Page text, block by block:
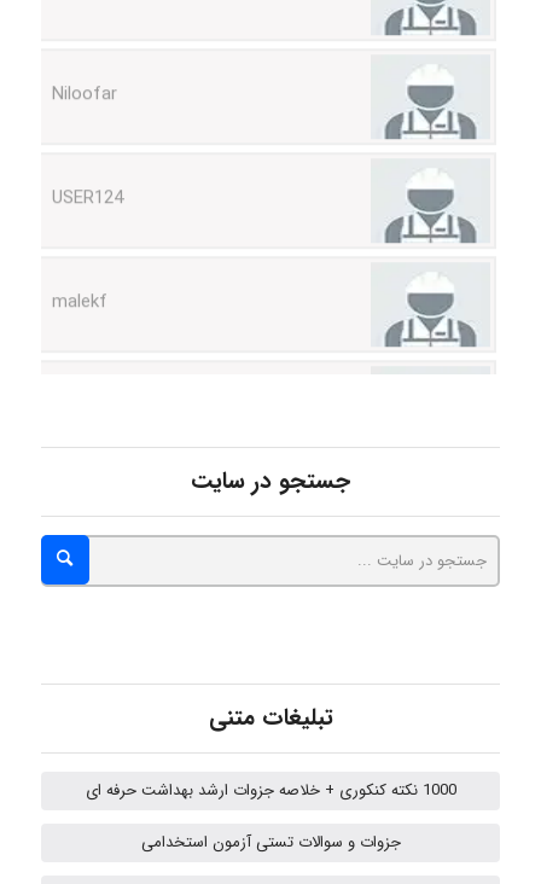
A.balandeh
fatima
Jafar Tym
جستجو در سایت
تبلیغات متنی
1000 نکته کنکوری + خلاصه جزوات ارشد بهداشت حرفه ای
جزوات و سوالات تستی آزمون استخدامی